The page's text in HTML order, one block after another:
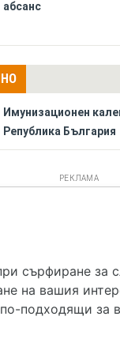
абсанс
Имунизационен
Република България
РЕКЛАМА
все че се полагат всички
и самолечението
помощ!
сърфиране за
на вашия
подходящи за